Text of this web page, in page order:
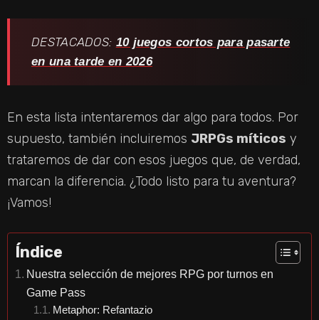
DESTACADOS: 10 juegos cortos para pasarte
en una tarde en 2026
En esta lista intentaremos dar algo para todos. Por
supuesto, también incluiremos JRPGs míticos y
trataremos de dar con esos juegos que, de verdad,
marcan la diferencia. ¿Todo listo para tu aventura?
¡Vamos!
Índice
Nuestra selección de mejores RPG por turnos en
Game Pass
Metaphor: Refantazio